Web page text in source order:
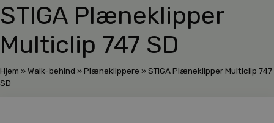
STIGA Plæneklipper
Multiclip 747 SD
Hjem »Walk-behind »Plæneklippere »STIGA Plæneklipper Multiclip 747
SD